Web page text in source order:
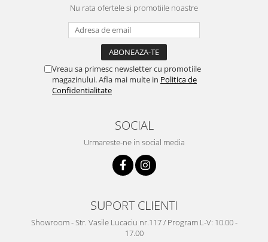
Suporti de Lucru
Surubelnite fine
Nu rata ofertele si promotiile noastre
Vreau sa primesc newsletter cu promotiile
magazinului. Afla mai multe in Politica de
Confidentialitate
SOCIAL
Urmareste-ne in social media
SUPORT CLIENTI
Showroom - Str. Vasile Lucaciu nr.117 / Program L-V: 10.00 -
17.00